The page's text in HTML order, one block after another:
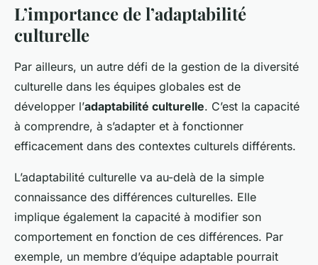
L’importance de l’adaptabilité
culturelle
Par ailleurs, un autre défi de la gestion de la diversité
culturelle dans les équipes globales est de
développer l’adaptabilité culturelle. C’est la capacité
à comprendre, à s’adapter et à fonctionner
efficacement dans des contextes culturels différents.
L’adaptabilité culturelle va au-delà de la simple
connaissance des différences culturelles. Elle
implique également la capacité à modifier son
comportement en fonction de ces différences. Par
exemple, un membre d’équipe adaptable pourrait